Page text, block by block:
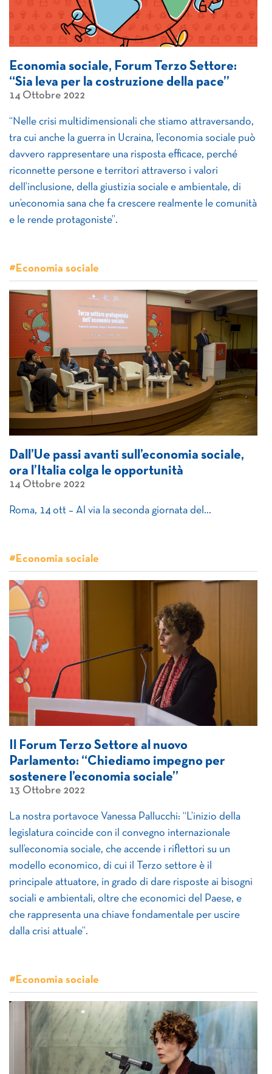
Economia sociale, Forum Terzo Settore:
“Sia leva per la costruzione della pace”
14 Ottobre 2022
“Nelle crisi multidimensionali che stiamo attraversando,
tra cui anche la guerra in Ucraina, l’economia sociale può
davvero rappresentare una risposta efficace, perché
riconnette persone e territori attraverso i valori
dell’inclusione, della giustizia sociale e ambientale, di
un’economia sana che fa crescere realmente le comunità
e le rende protagoniste”.
#Economia sociale
Dall’Ue passi avanti sull’economia sociale,
ora l’Italia colga le opportunità
14 Ottobre 2022
Roma, 14 ott – Al via la seconda giornata del…
#Economia sociale
Il Forum Terzo Settore al nuovo
Parlamento: “Chiediamo impegno per
sostenere l’economia sociale”
13 Ottobre 2022
La nostra portavoce Vanessa Pallucchi: “L’inizio della
legislatura coincide con il convegno internazionale
sull’economia sociale, che accende i riflettori su un
modello economico, di cui il Terzo settore è il
principale attuatore, in grado di dare risposte ai bisogni
sociali e ambientali, oltre che economici del Paese, e
che rappresenta una chiave fondamentale per uscire
dalla crisi attuale”.
#Economia sociale